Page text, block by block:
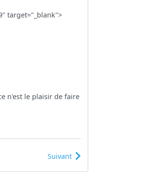
target="_blank">
n'est le plaisir de faire
Suivant